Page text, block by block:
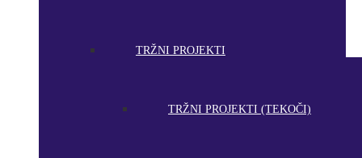
TRŽNI PROJEKTI
TRŽNI PROJEKTI (TEKOČI)